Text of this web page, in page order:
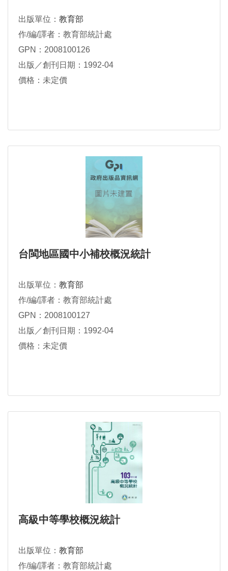
出版單位： 教育部
作/編/譯者：教育部統計處
GPN：2008100126
出版／創刊日期：1992-04
價格：未定價
台閩地區國中小補校概況統計
出版單位： 教育部
作/編/譯者：教育部統計處
GPN：2008100127
出版／創刊日期：1992-04
價格：未定價
高級中等學校概況統計
出版單位： 教育部
作/編/譯者：教育部統計處